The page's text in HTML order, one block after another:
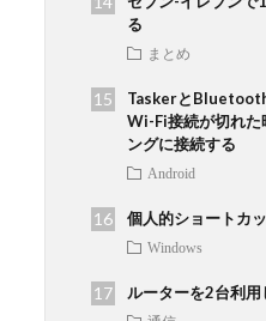
る
まとめ
Taskerと
Wi-Fi接続が切れ
ングに接続する
Android
個人的ショートカ
Windows
ルーターを2台利用